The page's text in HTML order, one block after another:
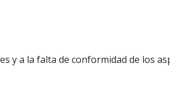
y a la falta de conformidad de los